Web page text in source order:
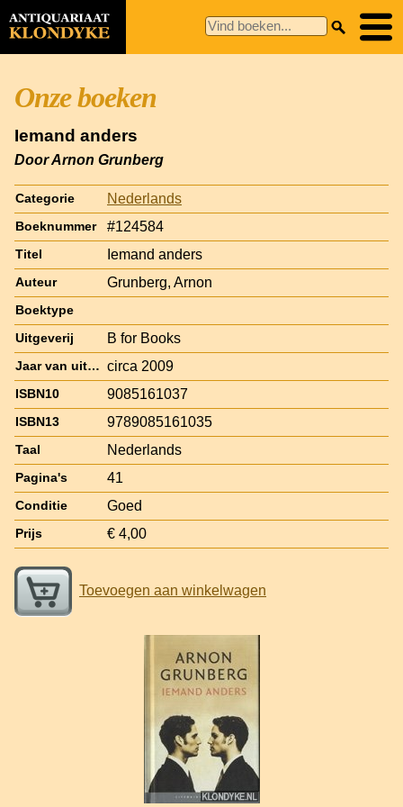
Onze boeken
Iemand anders
Door Arnon Grunberg
Categorie Nederlands
Boeknummer #124584
Titel Iemand anders
Auteur Grunberg, Arnon
Boektype
Uitgeverij B for Books
Jaar van uitgave circa 2009
ISBN10 9085161037
ISBN13 9789085161035
Taal Nederlands
Pagina's 41
Conditie Goed
Prijs € 4,00
Toevoegen aan winkelwagen